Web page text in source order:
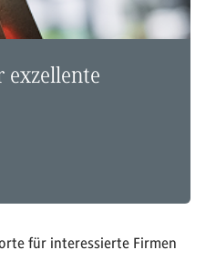
exzellente
für interessierte Firmen